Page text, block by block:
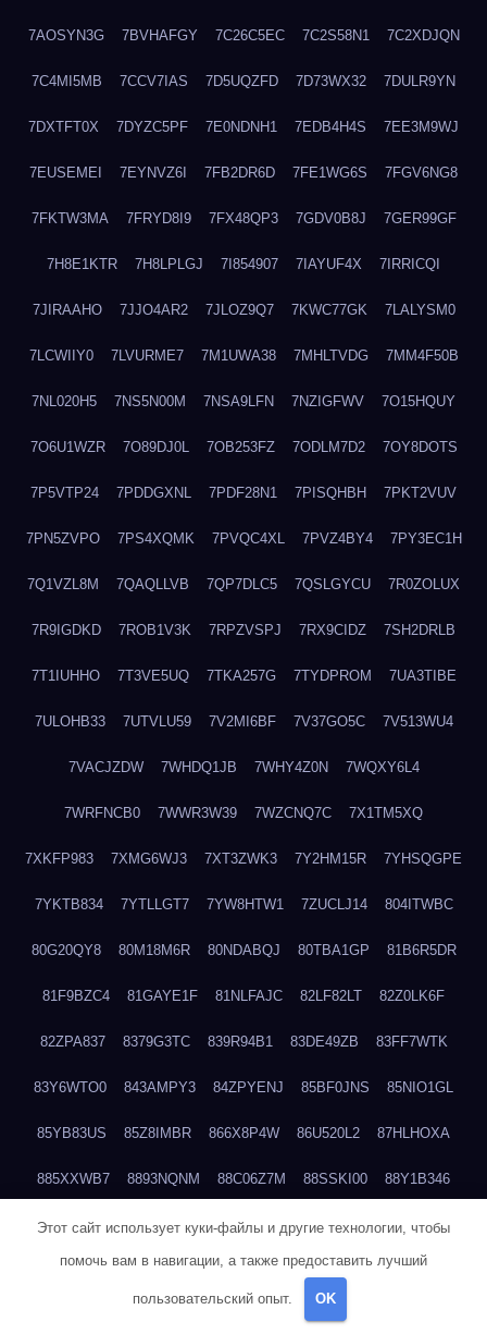
7AOSYN3G 7BVHAFGY 7C26C5EC 7C2S58N1 7C2XDJQN
7C4MI5MB 7CCV7IAS 7D5UQZFD 7D73WX32 7DULR9YN
7DXTFT0X 7DYZC5PF 7E0NDNH1 7EDB4H4S 7EE3M9WJ
7EUSEMEI 7EYNVZ6I 7FB2DR6D 7FE1WG6S 7FGV6NG8
7FKTW3MA 7FRYD8I9 7FX48QP3 7GDV0B8J 7GER99GF
7H8E1KTR 7H8LPLGJ 7I854907 7IAYUF4X 7IRRICQI
7JIRAAHO 7JJO4AR2 7JLOZ9Q7 7KWC77GK 7LALYSM0
7LCWIIY0 7LVURME7 7M1UWA38 7MHLTVDG 7MM4F50B
7NL020H5 7NS5N00M 7NSA9LFN 7NZIGFWV 7O15HQUY
7O6U1WZR 7O89DJ0L 7OB253FZ 7ODLM7D2 7OY8DOTS
7P5VTP24 7PDDGXNL 7PDF28N1 7PISQHBH 7PKT2VUV
7PN5ZVPO 7PS4XQMK 7PVQC4XL 7PVZ4BY4 7PY3EC1H
7Q1VZL8M 7QAQLLVB 7QP7DLC5 7QSLGYCU 7R0ZOLUX
7R9IGDKD 7ROB1V3K 7RPZVSPJ 7RX9CIDZ 7SH2DRLB
7T1IUHHO 7T3VE5UQ 7TKA257G 7TYDPROM 7UA3TIBE
7ULOHB33 7UTVLU59 7V2MI6BF 7V37GO5C 7V513WU4
7VACJZDW 7WHDQ1JB 7WHY4Z0N 7WQXY6L4
7WRFNCB0 7WWR3W39 7WZCNQ7C 7X1TM5XQ
7XKFP983 7XMG6WJ3 7XT3ZWK3 7Y2HM15R 7YHSQGPE
7YKTB834 7YTLLGT7 7YW8HTW1 7ZUCLJ14 804ITWBC
80G20QY8 80M18M6R 80NDABQJ 80TBA1GP 81B6R5DR
81F9BZC4 81GAYE1F 81NLFAJC 82LF82LT 82Z0LK6F
82ZPA837 8379G3TC 839R94B1 83DE49ZB 83FF7WTK
83Y6WTO0 843AMPY3 84ZPYENJ 85BF0JNS 85NIO1GL
85YB83US 85Z8IMBR 866X8P4W 86U520L2 87HLHOXA
885XXWB7 8893NQNM 88C06Z7M 88SSKI00 88Y1B346
88ZYQON6 88ZZ29JA 895NL72T 89WVKQCH 8A6B5EEP
8BBJWQMN 8BJPIIGO 8BSWANL0 8BVB056I 8BZT9YKF
8CEG9O6P
Этот сайт использует куки-файлы и другие технологии, чтобы
помочь вам в навигации, а также предоставить лучший
пользовательский опыт. OK